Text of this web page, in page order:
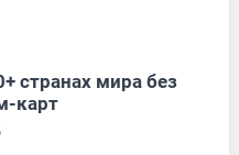
странах мира без
карт